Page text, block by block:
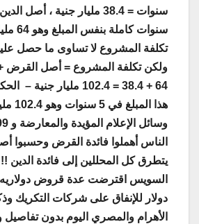
سنوات
تكلفة المشروع لا تساوى ما حصل
ولكن تكلفة المشروع = أصل القرض
64 + 38.4 = 102.4 مليار
هذا
الناس أهملوا فائدة القرض وحسبوا
يتطرق كل المحللين إلى فائدة الدين !!
السويس اقترضت عدة قروض دولاريه
دولار للإنفاق على شركات التكريك
الأهرام والمصري اليوم بدون